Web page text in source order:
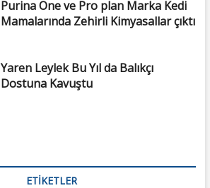
Purina One ve Pro plan Marka Kedi
Mamalarında Zehirli Kimyasallar çıktı
Yaren Leylek Bu Yıl da Balıkçı
Dostuna Kavuştu
ETIKETLER